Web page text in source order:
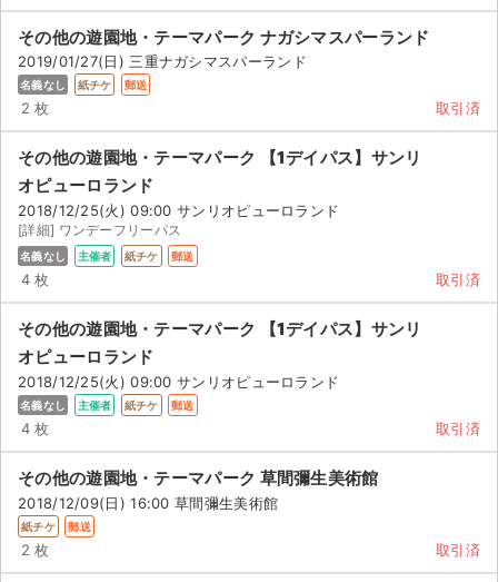
その他の遊園地・テーマパーク ナガシマスパーランド
2019/01/27(日) 三重ナガシマスパーランド
名義なし 紙チケ 郵送
2 枚 取引済
その他の遊園地・テーマパーク 【1デイパス】サンリ
オピューロランド
2018/12/25(火) 09:00 サンリオピューロランド
[詳細] ワンデーフリーパス
名義なし 主催者 紙チケ 郵送
4 枚 取引済
その他の遊園地・テーマパーク 【1デイパス】サンリ
オピューロランド
2018/12/25(火) 09:00 サンリオピューロランド
名義なし 主催者 紙チケ 郵送
4 枚 取引済
その他の遊園地・テーマパーク 草間彌生美術館
2018/12/09(日) 16:00 草間彌生美術館
紙チケ 郵送
2 枚 取引済